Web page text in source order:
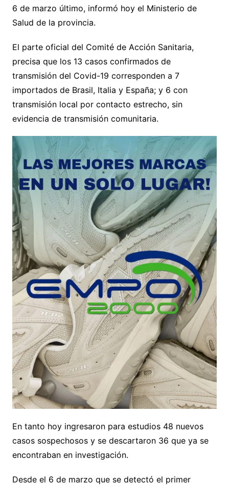
6 de marzo último, informó hoy el Ministerio de
Salud de la provincia.
El parte oficial del Comité de Acción Sanitaria,
precisa que los 13 casos confirmados de
transmisión del Covid-19 corresponden a 7
importados de Brasil, Italia y España; y 6 con
transmisión local por contacto estrecho, sin
evidencia de transmisión comunitaria.
En tanto hoy ingresaron para estudios 48 nuevos
casos sospechosos y se descartaron 36 que ya se
encontraban en investigación.
Desde el 6 de marzo que se detectó el primer